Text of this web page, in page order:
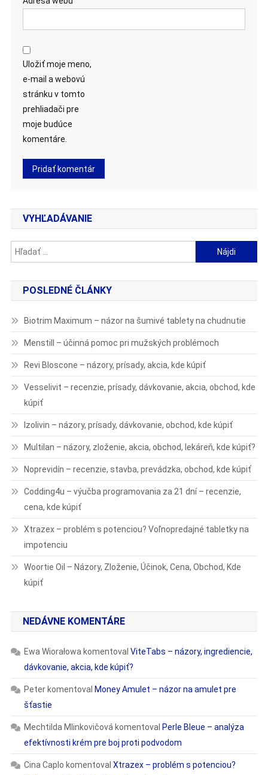
Uložiť moje meno,
e-mail a webovú
stránku v tomto
prehliadači pre
moje budúce
komentáre.
VYHĽADÁVANIE
Hľadať:
POSLEDNÉ ČLÁNKY
Biotrim Maximum – názor na šumivé tablety na chudnutie
Menstill – účinná pomoc pri mužských problémoch
Revi Bloscone – názory, prísady, akcia, kde kúpiť
Vesselivit – recenzie, prísady, dávkovanie, akcia, obchod, kde
kúpiť
Izolivin – názory, prísady, dávkovanie, obchod, kde kúpiť
Multilan – názory, zloženie, akcia, obchod, lekáreň, kde kúpiť?
Noprevidín – recenzie, stavba, prevádzka, obchod, kde kúpiť
Codding4u – výučba programovania za 21 dní – recenzie,
cena, kde kúpiť
Xtrazex – problém s potenciou? Voľnopredajné tabletky na
impotenciu
Woortie Oil – Názory, Zloženie, Účinok, Cena, Obchod, Kde
kúpiť
NEDÁVNE KOMENTÁRE
Ewa Wiorałowa komentoval ViteTabs – názory, ingrediencie,
dávkovanie, akcia, kde kúpiť?
Peterkomentoval Money Amulet – názor na amulet pre
šťastie
Mechtilda Mlinkovičová komentoval Perle Bleue – analýza
efektívnosti krém pre boj proti podvodom
Cina Caplo komentoval Xtrazex – problém s potenciou?